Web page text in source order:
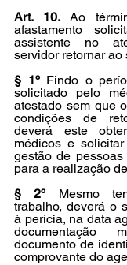
Art. 10. Ao
afastamento
assistente no
servidor retornar ao
§ 1º Findo o
solicitado pelo
atestado sem que
condições de
deverá este
médicos e
gestão de
para a realização
§ 2º Mesmo
trabalho, deverá o
à perícia, na data
documentação
documento de
comprovante do